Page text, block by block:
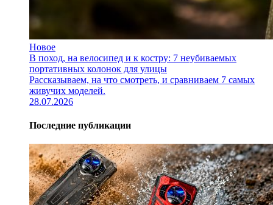
Новое
В поход, на велосипед и к костру: 7 неубиваемых
портативных колонок для улицы
Рассказываем, на что смотреть, и сравниваем 7 самых
живучих моделей.
28.07.2026
Последние публикации